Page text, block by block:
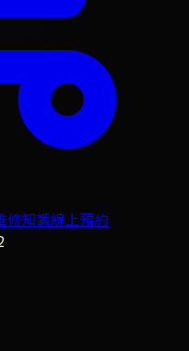
修知識線上預約